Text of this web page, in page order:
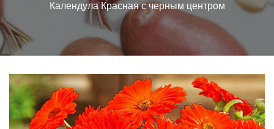
Календула Красная с черным центром